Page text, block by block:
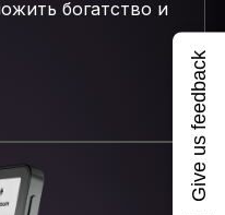
богатство и
Give us feedback